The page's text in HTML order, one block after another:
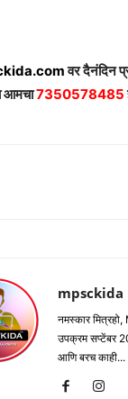
वर दैनंदिन
आमचा7350578485
mpsckida
नमस्कार
उपक्रम सप्टेंबर
आणि बरच काही...